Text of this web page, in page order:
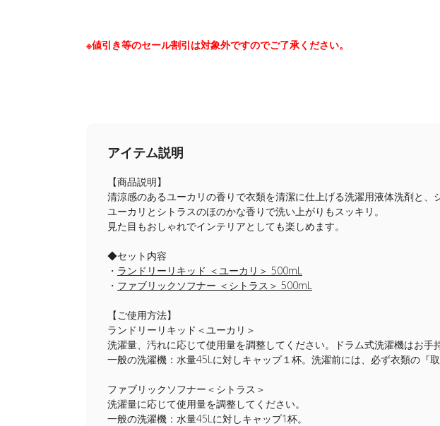
※値引き等のセール割引は対象外ですのでご了承ください。
アイテム説明
【商品説明】
清涼感のあるユーカリの香りで衣類を清潔に仕上げる洗濯用液体洗剤と
ユーカリとシトラスのほのかな香りで洗い上がりもスッキリ。
見た目もおしゃれでインテリアとしても楽しめます。
◆セット内容
・ ランドリーリキッド ＜ユーカリ＞ 500mL
・ ファブリックソフナー ＜シトラス＞ 500mL
【ご使用方法】
ランドリーリキッド＜ユーカリ＞
洗濯量、汚れに応じて使用量を調整してください。ドラム式洗濯機はお手
一般の洗濯機：水量45Lに対しキャップ１杯。洗濯前には、必ず衣類の『
ファブリックソフナー＜シトラス＞
洗濯量に応じて使用量を調整してください。
一般の洗濯機：水量45Lに対しキャップ1杯。